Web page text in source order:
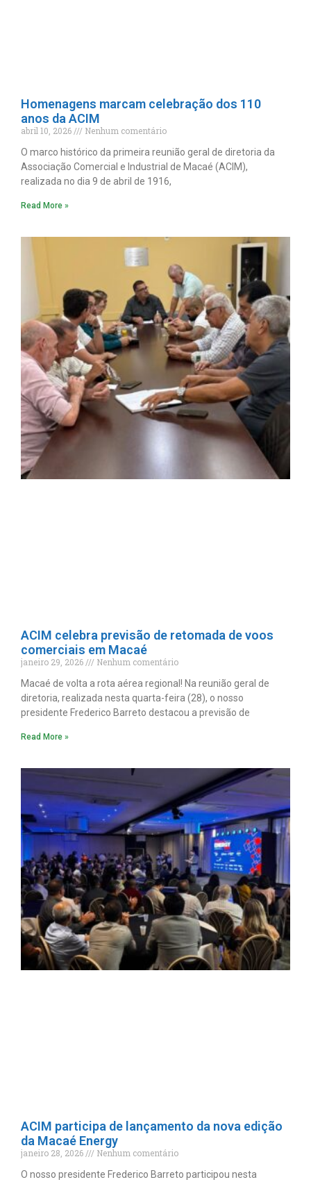
Homenagens marcam celebração dos 110
anos da ACIM
abril 10, 2026
Nenhum comentário
O marco histórico da primeira reunião geral de diretoria da
Associação Comercial e Industrial de Macaé (ACIM),
realizada no dia 9 de abril de 1916,
Read More »
ACIM celebra previsão de retomada de voos
comerciais em Macaé
janeiro 29, 2026
Nenhum comentário
Macaé de volta a rota aérea regional! Na reunião geral de
diretoria, realizada nesta quarta-feira (28), o nosso
presidente Frederico Barreto destacou a previsão de
Read More »
ACIM participa de lançamento da nova edição
da Macaé Energy
janeiro 28, 2026
Nenhum comentário
O nosso presidente Frederico Barreto participou nesta